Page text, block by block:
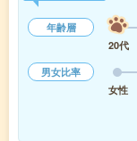
年齢層
20代
男女比率
女性